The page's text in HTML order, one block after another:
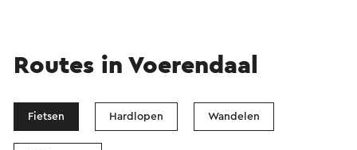
Routes in Voerendaal
Fietsen Hardlopen Wandelen